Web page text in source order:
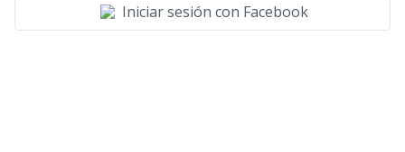
Iniciar sesión con Facebook